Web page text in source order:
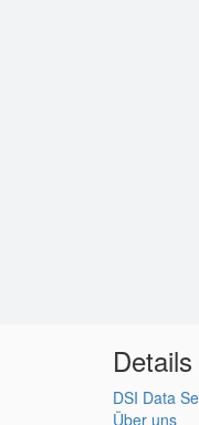
Details
DSI Data
Über uns